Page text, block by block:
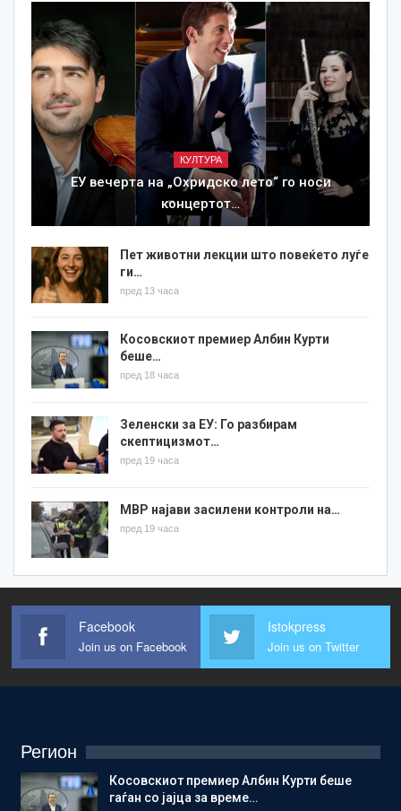
КУЛТУРА
ЕУ вечерта на „Охридско лето“ го носи
концертот…
Пет животни лекции што повеќето луѓе
ги…
пред 13 часа
Косовскиот премиер Албин Курти
беше…
пред 18 часа
Зеленски за ЕУ: Го разбирам
скептицизмот…
пред 19 часа
МВР најави засилени контроли на…
пред 19 часа
Facebook
Join us on Facebook
Istokpress
Join us on Twitter
Регион
Косовскиот премиер Албин Курти беше
гаѓан со јајца за време…